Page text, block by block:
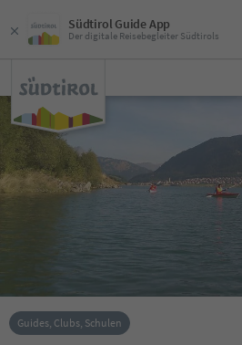
Südtirol Guide App
Der digitale Reisebegleiter Südtirols
Guides, Clubs, Schulen